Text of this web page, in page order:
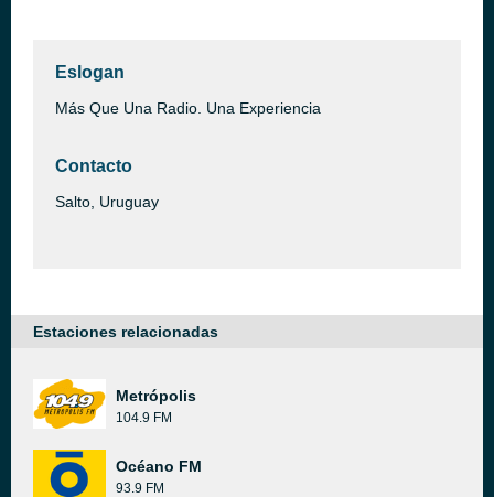
Eslogan
Más Que Una Radio. Una Experiencia
Contacto
Salto, Uruguay
Estaciones relacionadas
Metrópolis
104.9 FM
Océano FM
93.9 FM